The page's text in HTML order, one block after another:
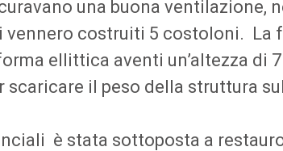
una buona ventilazione,
costruiti 5 costoloni. La
ellittica aventi un’altezza di
il peso della struttura
è stata sottoposta a restauro